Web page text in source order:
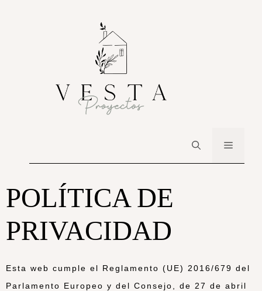
POLÍTICA DE
PRIVACIDAD
Esta web cumple el Reglamento (UE) 2016/679 del
Parlamento Europeo y del Consejo, de 27 de abril